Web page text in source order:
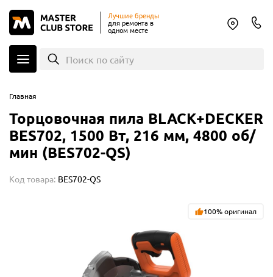
Лучшие бренды
для ремонта в
одном месте
Поиск по сайту
Главная
Торцовочная пила BLACK+DECKER
BES702, 1500 Вт, 216 мм, 4800 об/
мин (BES702-QS)
Код товара: BES702-QS
100% оригинал